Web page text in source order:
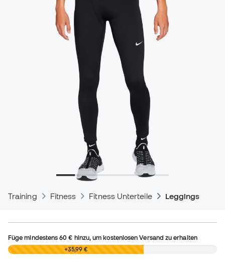
Training Fitness Fitness Unterteile Leggings
Füge mindestens60 € hinzu, um kostenlosen Versand zu erhalten
0,00 € +35,99 €